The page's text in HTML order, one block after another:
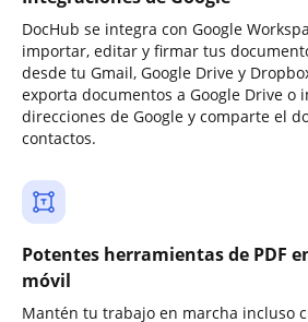
DocHub se integra con Google
importar, editar y firmar tus
desde tu Gmail, Google Drive y
exporta documentos a Google Drive
direcciones de Google y comparte el
contactos.
Potentes herramientas de PDF
móvil
Mantén tu trabajo en marcha incluso